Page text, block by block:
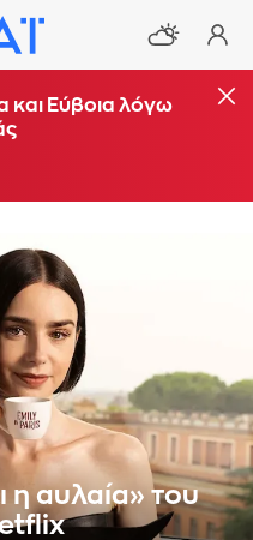
και Εύβοια λόγω
η αυλαία» του